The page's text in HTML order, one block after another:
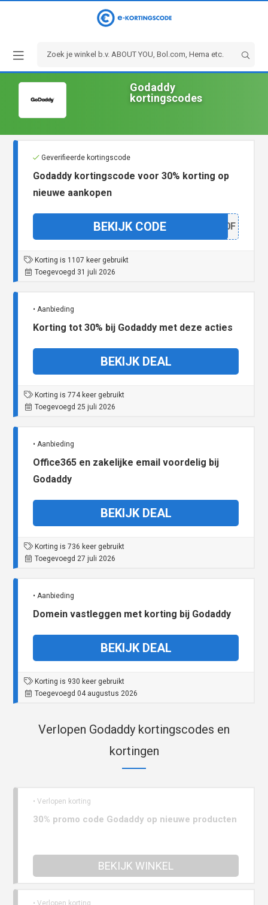
Godaddy
kortingscodes
Geverifieerde kortingscode
Godaddy kortingscode voor 30% korting op
nieuwe aankopen
OF30F
BEKIJK CODE
Korting is 1107 keer gebruikt
Toegevoegd 31 juli 2026
• Aanbieding
Korting tot 30% bij Godaddy met deze acties
BEKIJK DEAL
Korting is 774 keer gebruikt
Toegevoegd 25 juli 2026
• Aanbieding
Office365 en zakelijke email voordelig bij
Godaddy
BEKIJK DEAL
Korting is 736 keer gebruikt
Toegevoegd 27 juli 2026
• Aanbieding
Domein vastleggen met korting bij Godaddy
BEKIJK DEAL
Korting is 930 keer gebruikt
Toegevoegd 04 augustus 2026
Verlopen Godaddy kortingscodes en
kortingen
• Verlopen korting
30% promo code Godaddy op nieuwe producten
BEKIJK WINKEL
• Verlopen korting